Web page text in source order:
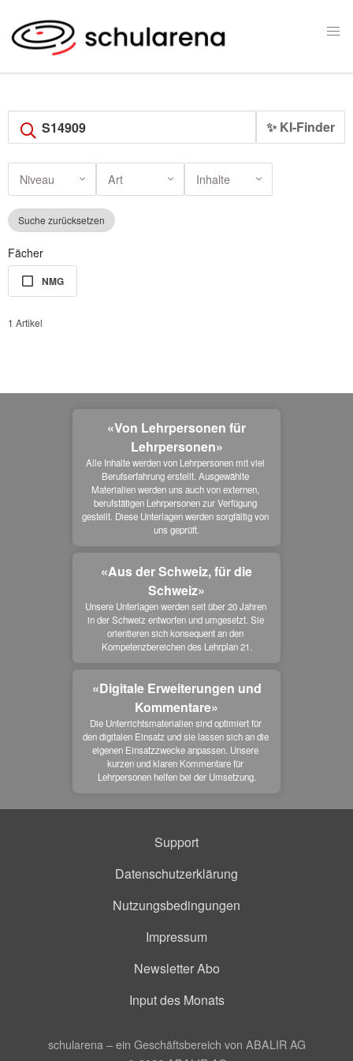
✨ KI-Finder
Niveau Art Inhalte
Suche zurücksetzen
Fächer
NMG
1 Artikel
«Von Lehrpersonen für
Lehrpersonen»
Alle Inhalte werden von Lehrpersonen mit viel
Berufserfahrung erstellt. Ausgewählte
Materialien werden uns auch von externen,
berufstätigen Lehrpersonen zur Verfügung
gestellt. Diese Unterlagen werden sorgfältig von
uns geprüft.
«Aus der Schweiz, für die
Schweiz»
Unsere Unterlagen werden seit über 20 Jahren
in der Schweiz entworfen und umgesetzt. Sie
orientieren sich konsequent an den
Kompetenzbereichen des Lehrplan 21.
«Digitale Erweiterungen und
Kommentare»
Die Unterrichtsmaterialien sind optimiert für
den digitalen Einsatz und sie lassen sich an die
eigenen Einsatzzwecke anpassen. Unsere
kurzen und klaren Kommentare für
Lehrpersonen helfen bei der Umsetzung.
Support
Datenschutzerklärung
Nutzungsbedingungen
Impressum
Newsletter Abo
Input des Monats
schularena – ein Geschäftsbereich von ABALIR AG